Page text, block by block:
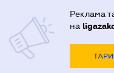
Реклама
на